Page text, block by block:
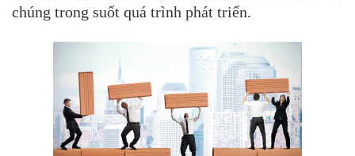
chúng trong suốt quá trình phát triển.